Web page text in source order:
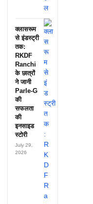
क्लासरूम
से इंडस्ट्री
तक:
RKDF
Ranchi
के छात्रों
ने जानी
Parle-G
की
सफलता
की
इनसाइड
स्टोरी
July 29,
2026